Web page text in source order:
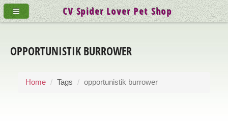
OPPORTUNISTIK BURROWER
Home Tags opportunistik burrower
CV Spider Lover Pet Shop